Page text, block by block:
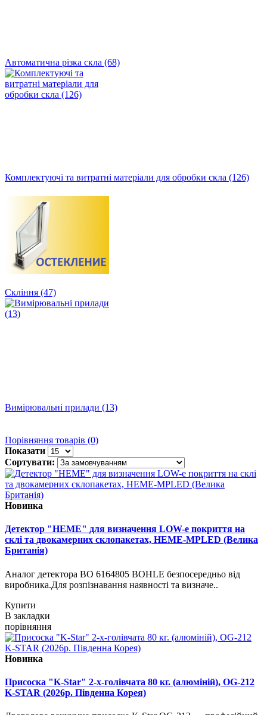
Автоматична різка скла (68)
Комплектуючі та витратні матеріали для обробки скла (126)
Скління (47)
Вимірювальні прилади (13)
Порівняння товарів (0)
Показати
Сортувати:
Новинка
Детектор "HEME" для визначення LOW-e покриття на
склі та двокамерних склопакетах, HEME-MPLED (Велика
Британія)
Аналог детектора BO 6164805 BOHLE безпосередньо від
виробника.Для розпізнавання наявності та визначе..
Купити
В закладки
порівняння
Новинка
Присоска "K-Star" 2-х-голівчата 80 кг. (алюміній), OG-212
K-STAR (2026р. Південна Корея)